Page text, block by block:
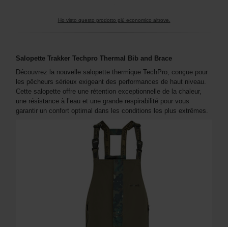
Ho visto questo prodotto più economico altrove.
Salopette Trakker Techpro Thermal Bib and Brace
Découvrez la nouvelle salopette thermique TechPro, conçue pour
les pêcheurs sérieux exigeant des performances de haut niveau.
Cette salopette offre une rétention exceptionnelle de la chaleur,
une résistance à l’eau et une grande respirabilité pour vous
garantir un confort optimal dans les conditions les plus extrêmes.